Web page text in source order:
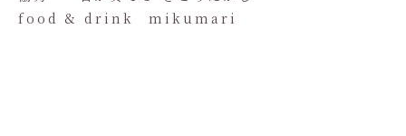
food & drink mikumari